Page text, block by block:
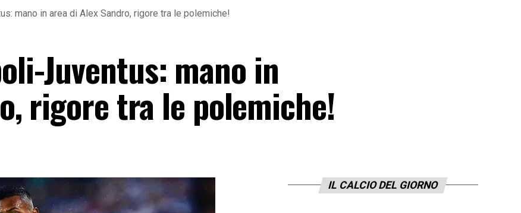
mano in area di Alex Sandro, rigore tra le polemiche!
Juventus: mano in
rigore tra le polemiche!
IL CALCIO DEL GIORNO